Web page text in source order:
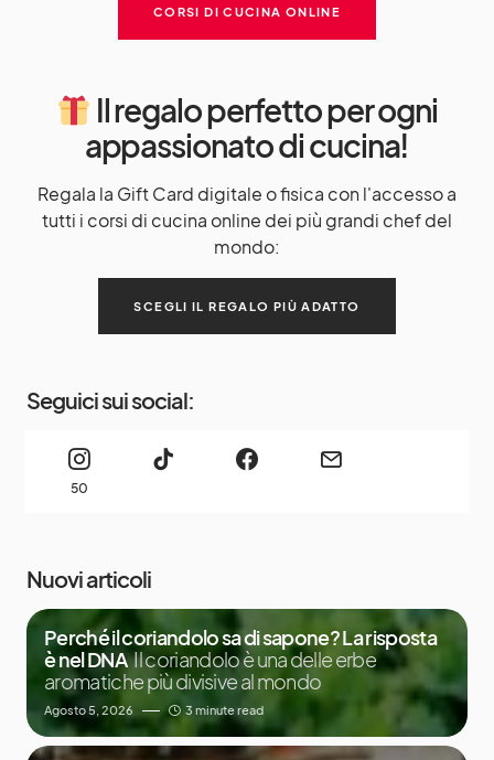
CORSI DI CUCINA ONLINE
Il regalo perfetto per ogni
appassionato di cucina!
Regala la Gift Card digitale o fisica con l'accesso a
tutti i corsi di cucina online dei più grandi chef del
mondo:
SCEGLI IL REGALO PIÙ ADATTO
Seguici sui social:
50
Nuovi articoli
Perché il coriandolo sa di sapone? La risposta
è nel DNA Il coriandolo è una delle erbe
aromatiche più divisive al mondo
Agosto 5, 2026 3 minute read